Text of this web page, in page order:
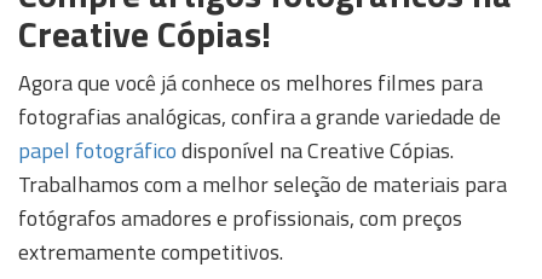
Creative Cópias!
Agora que você já conhece os melhores filmes para
fotografias analógicas, confira a grande variedade de
papel fotográficodisponível na Creative Cópias.
Trabalhamos com a melhor seleção de materiais para
fotógrafos amadores e profissionais, com preços
extremamente competitivos.